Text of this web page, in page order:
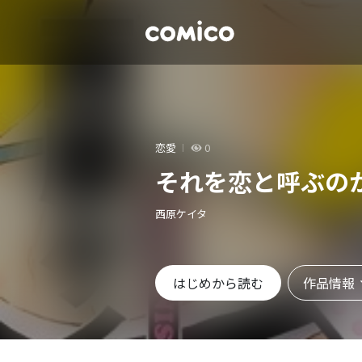
恋愛 0
それを恋と呼ぶの
西原ケイタ
はじめから読む 作品情報